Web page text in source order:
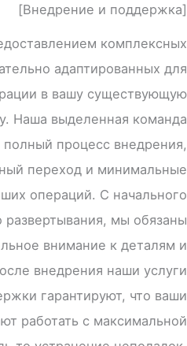
[Внедрение и поддержка]
комплексных
адаптированных для
в вашу существующую
Наша выделенная команда
полный процесс внедрения,
переход и минимальные
операций. С начального
развертывания, мы обязаны
внимание к деталям и
внедрения наши услуги
гарантируют, что ваши
работать с максимальной